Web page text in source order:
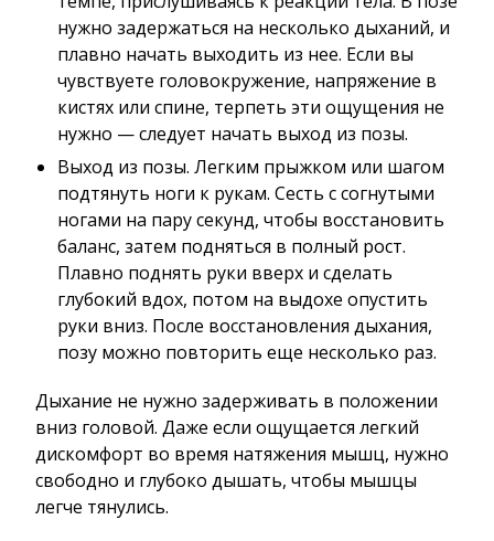
нужно задержаться на несколько дыханий, и
плавно начать выходить из нее. Если вы
чувствуете головокружение, напряжение в
кистях или спине, терпеть эти ощущения не
нужно — следует начать выход из позы.
Выход из позы. Легким прыжком или шагом
подтянуть ноги к рукам. Сесть с согнутыми
ногами на пару секунд, чтобы восстановить
баланс, затем подняться в полный рост.
Плавно поднять руки вверх и сделать
глубокий вдох, потом на выдохе опустить
руки вниз. После восстановления дыхания,
позу можно повторить еще несколько раз.
Дыхание не нужно задерживать в положении
вниз головой. Даже если ощущается легкий
дискомфорт во время натяжения мышц, нужно
свободно и глубоко дышать, чтобы мышцы
легче тянулись.